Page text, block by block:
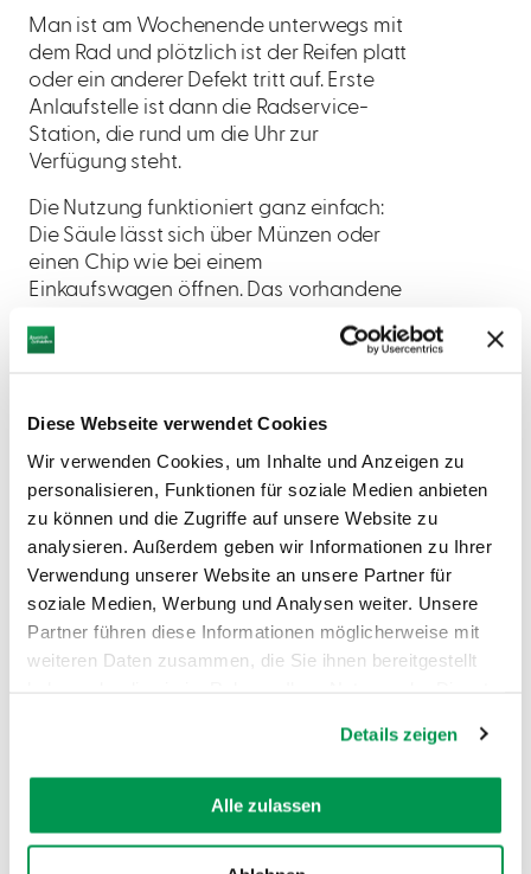
Diese Webseite verwendet Cookies
Wir verwenden Cookies, um Inhalte und Anzeigen zu
personalisieren, Funktionen für soziale Medien anbieten
zu können und die Zugriffe auf unsere Website zu
analysieren. Außerdem geben wir Informationen zu Ihrer
Verwendung unserer Website an unsere Partner für
soziale Medien, Werbung und Analysen weiter. Unsere
Partner führen diese Informationen möglicherweise mit
weiteren Daten zusammen, die Sie ihnen bereitgestellt
Details zeigen
Alle zulassen
Man ist am Wochenende unterwegs mit
dem Rad und plötzlich ist der Reifen platt
oder ein anderer Defekt tritt auf. Erste
Anlaufstelle ist dann die Radservice-
Station, die rund um die Uhr zur
Verfügung steht.
Die Nutzung funktioniert ganz einfach:
Die Säule lässt sich über Münzen oder
einen Chip wie bei einem
Einkaufswagen öffnen. Das vorhandene
hängt an verlängerten Stahlseilen,
mit einer Standpumpe ausgestattet
(Adapter für alle Ventile). Die
Konstruktion der Station ermöglicht ein
Fahrrad auf den Rost zu legen, so dass
Reparaturen an der Fahrradkurbel ganz
einfach sind.